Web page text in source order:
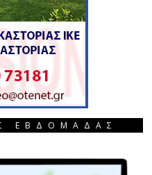
ΕΒΔΟΜΑΔΑΣ